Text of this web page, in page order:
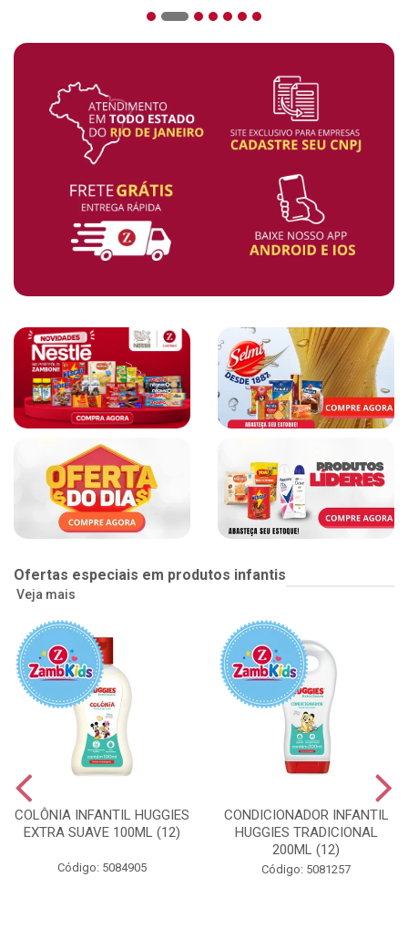
Ofertas especiais em produtos infantis
Veja mais
COLÔNIA INFANTIL HUGGIES
EXTRA SUAVE 100ML (12)
Código: 5084905
CONDICIONADOR INFANTIL
HUGGIES TRADICIONAL
200ML (12)
Código: 5081257